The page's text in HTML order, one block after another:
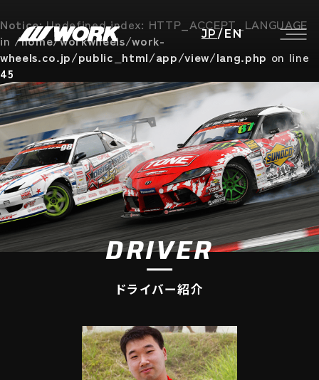
Notice: Undefined index: HTTP_ACCEPT_LANGUAGE
in /home/workwheels/work-
wheels.co.jp/public_html/app/view/lang.php on line
45
JP / EN
DRIVER
ドライバー紹介